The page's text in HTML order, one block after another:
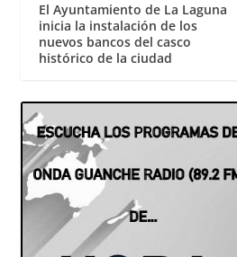
El Ayuntamiento de La Laguna
inicia la instalación de los
nuevos bancos del casco
histórico de la ciudad